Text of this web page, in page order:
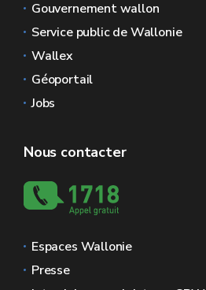
Gouvernement wallon
Service public de Wallonie
Wallex
Géoportail
Jobs
Nous contacter
Espaces Wallonie
Presse